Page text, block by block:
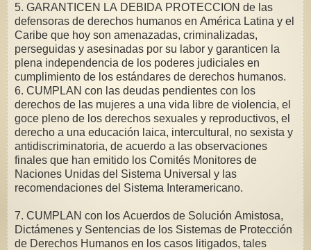
5. GARANTICEN LA DEBIDA PROTECCION de las
defensoras de derechos humanos en América Latina y el
Caribe que hoy son amenazadas, criminalizadas,
perseguidas y asesinadas por su labor y garanticen la
plena independencia de los poderes judiciales en
cumplimiento de los estándares de derechos humanos.
6. CUMPLAN con las deudas pendientes con los
derechos de las mujeres a una vida libre de violencia, el
goce pleno de los derechos sexuales y reproductivos, el
derecho a una educación laica, intercultural, no sexista y
antidiscriminatoria, de acuerdo a las observaciones
finales que han emitido los Comités Monitores de
Naciones Unidas del Sistema Universal y las
recomendaciones del Sistema Interamericano.
7. CUMPLAN con los Acuerdos de Solución Amistosa,
Dictámenes y Sentencias de los Sistemas de Protección
de Derechos Humanos en los casos litigados, tales